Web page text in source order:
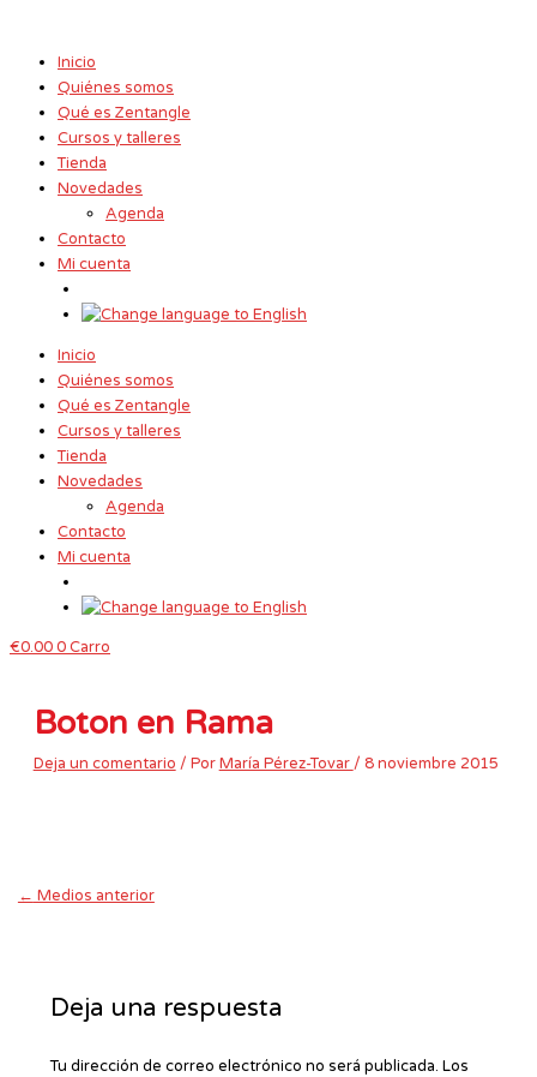
contenido
Inicio
Quiénes somos
Qué es Zentangle
Cursos y talleres
Tienda
Novedades
Agenda
Contacto
Mi cuenta
Inicio
Quiénes somos
Qué es Zentangle
Cursos y talleres
Tienda
Novedades
Agenda
Contacto
Mi cuenta
€0.000Carro
Boton en Rama
Deja un comentario / PorMaría Pérez-Tovar / 8 noviembre 2015
← Medios anterior
Deja una respuesta
Tu dirección de correo electrónico no será publicada. Los